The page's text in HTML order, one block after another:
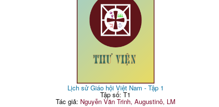
Lịch sử Giáo hội Việt Nam - Tập 1
Tập số: T1
Tác giả: Nguyễn Văn Trinh, Augustinô, LM